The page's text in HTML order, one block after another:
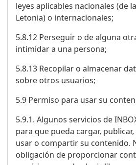
leyes aplicables nacionales (de
Letonia) o internacionales;
5.8.12 Perseguir o de alguna
intimidar a una persona;
5.8.13 Recopilar o almacenar
sobre otros usuarios;
5.9 Permiso para usar su
5.9.1. Algunos servicios de
para que pueda cargar, publicar,
usar o compartir su contenido.
obligación de proporcionar